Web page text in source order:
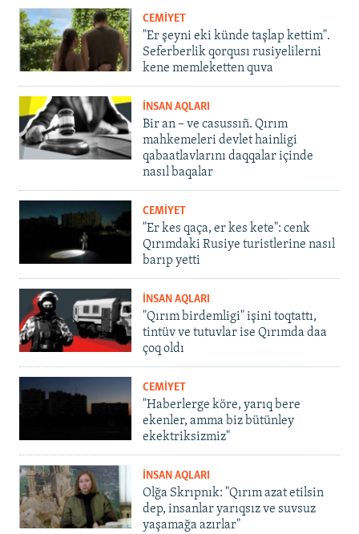
CEMİYET
"Er şeyni eki künde taşlap kettim".
Seferberlik qorqusı rusiyelilerni
kene memleketten quva
İNSAN AQLARI
Bir an – ve casussıñ. Qırım
mahkemeleri devlet hainligi
qabaatlavlarını daqqalar içinde
nasıl baqalar
CEMİYET
"Er kes qaça, er kes kete": cenk
Qırımdaki Rusiye turistlerine nasıl
barıp yetti
İNSAN AQLARI
"Qırım birdemligi" işini toqtattı,
tintüv ve tutuvlar ise Qırımda daa
çoq oldı
CEMİYET
"Haberlerge köre, yarıq bere
ekenler, amma biz bütünley
ekektriksizmiz"
İNSAN AQLARI
Olğa Skrıpnık: "Qırım azat etilsin
dep, insanlar yarıqsız ve suvsuz
yaşamağa azırlar"